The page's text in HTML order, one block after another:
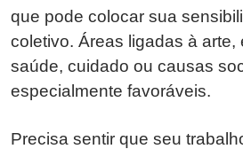
que pode colocar sua
coletivo. Áreas ligadas à arte,
saúde, cuidado ou causas
especialmente favoráveis.
Precisa sentir que seu